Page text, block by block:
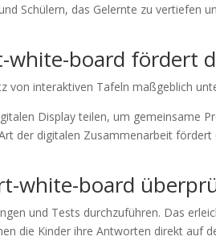
Schülern, das Gelernte zu vertiefen
board fördert
von interaktiven Tafeln maßgeblich
Display teilen, um gemeinsame
der digitalen Zusammenarbeit
white-board
und Tests durchzuführen. Das
die Kinder ihre Antworten direkt auf